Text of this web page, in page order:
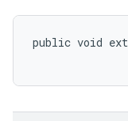
public void